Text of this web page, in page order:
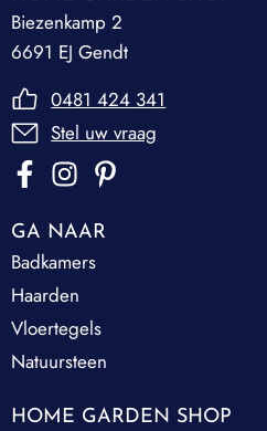
Biezenkamp 2
6691 EJ Gendt
0481 424 341
Stel uw vraag
GA NAAR
Badkamers
Haarden
Vloertegels
Natuursteen
HOME GARDEN SHOP